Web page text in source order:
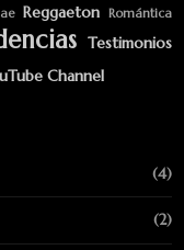
Reggaeton Romántica
Testimonios
Channel
(4)
(2)